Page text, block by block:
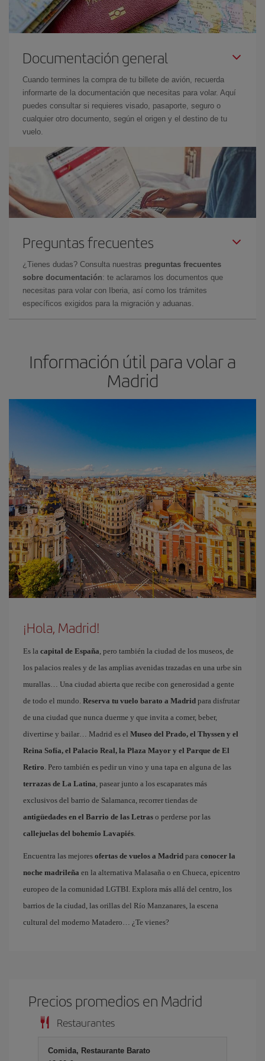
Documentación general
Cuando termines la compra de tu billete de avión, recuerda
informarte de la documentación que necesitas para volar. Aquí
puedes consultar si requieres visado, pasaporte, seguro o
cualquier otro documento, según el origen y el destino de tu
vuelo.
Preguntas frecuentes
¿Tienes dudas? Consulta nuestras preguntas frecuentes
sobre documentación: te aclaramos los documentos que
necesitas para volar con Iberia, así como los trámites
específicos exigidos para la migración y aduanas.
Información útil para volar a
Madrid
¡Hola, Madrid!
Es la capital de España, pero también la ciudad de los museos, de
los palacios reales y de las amplias avenidas trazadas en una urbe sin
murallas… Una ciudad abierta que recibe con generosidad a gente
de todo el mundo. Reserva tu vuelo barato a Madrid para disfrutar
de una ciudad que nunca duerme y que invita a comer, beber,
divertirse y bailar… Madrid es el Museo del Prado, el Thyssen y el
Reina Sofía, el Palacio Real, la Plaza Mayor y el Parque de El
Retiro. Pero también es pedir un vino y una tapa en alguna de las
terrazas de La Latina, pasear junto a los escaparates más
exclusivos del barrio de Salamanca, recorrer tiendas de
antigüedades en el Barrio de las Letras o perderse por las
callejuelas del bohemio Lavapiés.
Encuentra las mejores ofertas de vuelos a Madrid para conocer la
noche madrileña en la alternativa Malasaña o en Chueca, epicentro
europeo de la comunidad LGTBI. Explora más allá del centro, los
barrios de la ciudad, las orillas del Río Manzanares, la escena
cultural del moderno Matadero… ¿Te vienes?
Precios promedios en Madrid
Restaurantes
Comida, Restaurante Barato